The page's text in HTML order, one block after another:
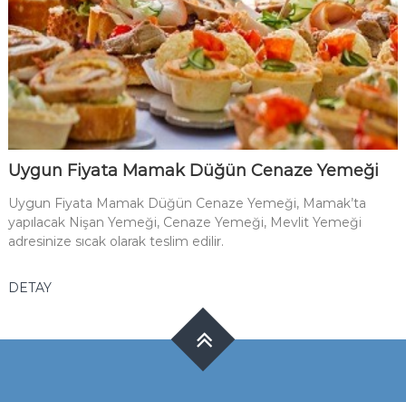
Uygun Fiyata Mamak Düğün Cenaze Yemeği
Uygun Fiyata Mamak Düğün Cenaze Yemeği, Mamak’ta
yapılacak Nişan Yemeği, Cenaze Yemeği, Mevlit Yemeği
adresinize sıcak olarak teslim edilir.
DETAY